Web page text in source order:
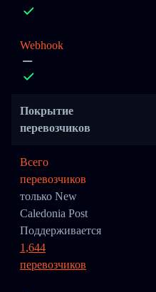
Webhook
Покрытие
перевозчиков
Всего
перевозчиков
только New
Caledonia Post
Поддерживается
1,644
перевозчиков